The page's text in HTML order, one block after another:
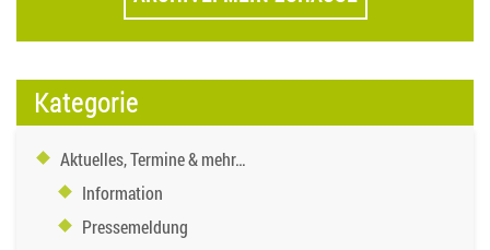
Kategorie
Aktuelles, Termine & mehr…
Information
Pressemeldung